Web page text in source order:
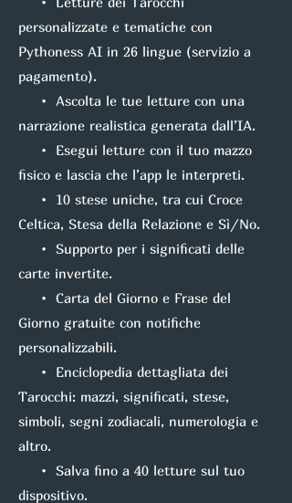
personalizzate e tematiche con
Pythoness AI in 26 lingue (servizio a
pagamento).
• Ascolta le tue letture con una
narrazione realistica generata dall’IA.
• Esegui letture con il tuo mazzo
fisico e lascia che l’app le interpreti.
• 10 stese uniche, tra cui Croce
Celtica, Stesa della Relazione e Sì/No.
• Supporto per i significati delle
carte invertite.
• Carta del Giorno e Frase del
Giorno gratuite con notifiche
personalizzabili.
• Enciclopedia dettagliata dei
Tarocchi: mazzi, significati, stese,
simboli, segni zodiacali, numerologia e
altro.
• Salva fino a 40 letture sul tuo
dispositivo.